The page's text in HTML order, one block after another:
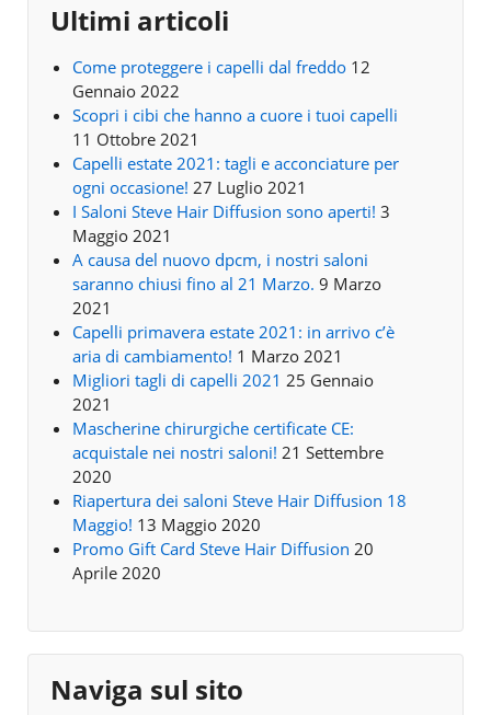
Ultimi articoli
Come proteggere i capelli dal freddo 12
Gennaio 2022
Scopri i cibi che hanno a cuore i tuoi capelli
11 Ottobre 2021
Capelli estate 2021: tagli e acconciature per
ogni occasione! 27 Luglio 2021
I Saloni Steve Hair Diffusion sono aperti! 3
Maggio 2021
A causa del nuovo dpcm, i nostri saloni
saranno chiusi fino al 21 Marzo. 9 Marzo
2021
Capelli primavera estate 2021: in arrivo c’è
aria di cambiamento! 1 Marzo 2021
Migliori tagli di capelli 2021 25 Gennaio
2021
Mascherine chirurgiche certificate CE:
acquistale nei nostri saloni! 21 Settembre
2020
Riapertura dei saloni Steve Hair Diffusion 18
Maggio! 13 Maggio 2020
Promo Gift Card Steve Hair Diffusion 20
Aprile 2020
Naviga sul sito